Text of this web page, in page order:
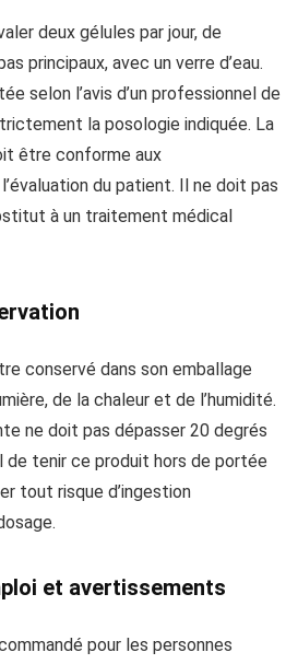
deux gélules par jour, de
principaux, avec un verre d’eau.
selon l’avis d’un professionnel de
la posologie indiquée. La
être conforme aux
du patient. Il ne doit pas
à un traitement médical
conservé dans son emballage
de la chaleur et de l’humidité.
ne doit pas dépasser 20 degrés
de tenir ce produit hors de portée
tout risque d’ingestion
et avertissements
pour les personnes